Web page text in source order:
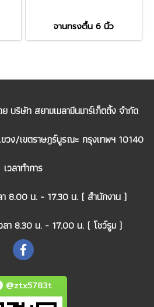
จานทรงตื้น 6 นิ้ว
ริษัท สยามเมลามีนมาร์เก็ตติ้ง จำกัด
ง/เขตราษฎร์บูรณะ กรุงเทพฯ 10140
เวลาทำการ
8.00 น. - 17.30 น. ( สำนักงาน )
ลา 8.30 น. - 17.00 น. ( โชว์รูม )
@ztx5783t